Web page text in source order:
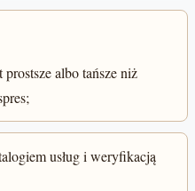
prostsze albo tańsze niż
usług i weryfikacją